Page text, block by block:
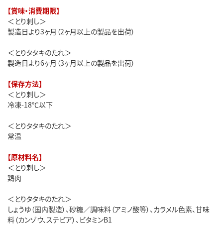
【賞味・消費期限】
＜とり刺し＞
製造日より3ヶ月（2ヶ月以上の製品を出荷）
＜とりタタキのたれ＞
製造日より6ヶ月（3ヶ月以上の製品を出荷）
【保存方法】
＜とり刺し＞
冷凍-18℃以下
＜とりタタキのたれ＞
常温
【原材料名】
＜とり刺し＞
鶏肉
＜とりタタキのたれ＞
しょうゆ（国内製造）、砂糖／調味料（アミノ酸等）、カラメル色素、甘味
料（カンゾウ、ステビア）、ビタミンB1